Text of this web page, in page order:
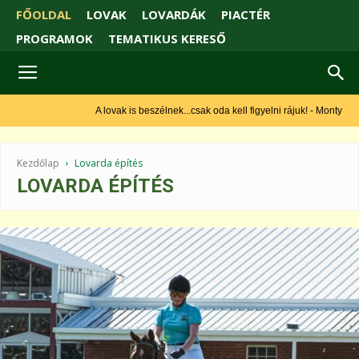
FŐOLDAL LOVAK LOVARDÁK
PIACTÉR
PROGRAMOK
TEMATIKUS KERESŐ
A lovak is beszélnek...csak oda kell figyelni rájuk! - Monty Roberts
Kezdőlap Lovarda építés
LOVARDA ÉPÍTÉS